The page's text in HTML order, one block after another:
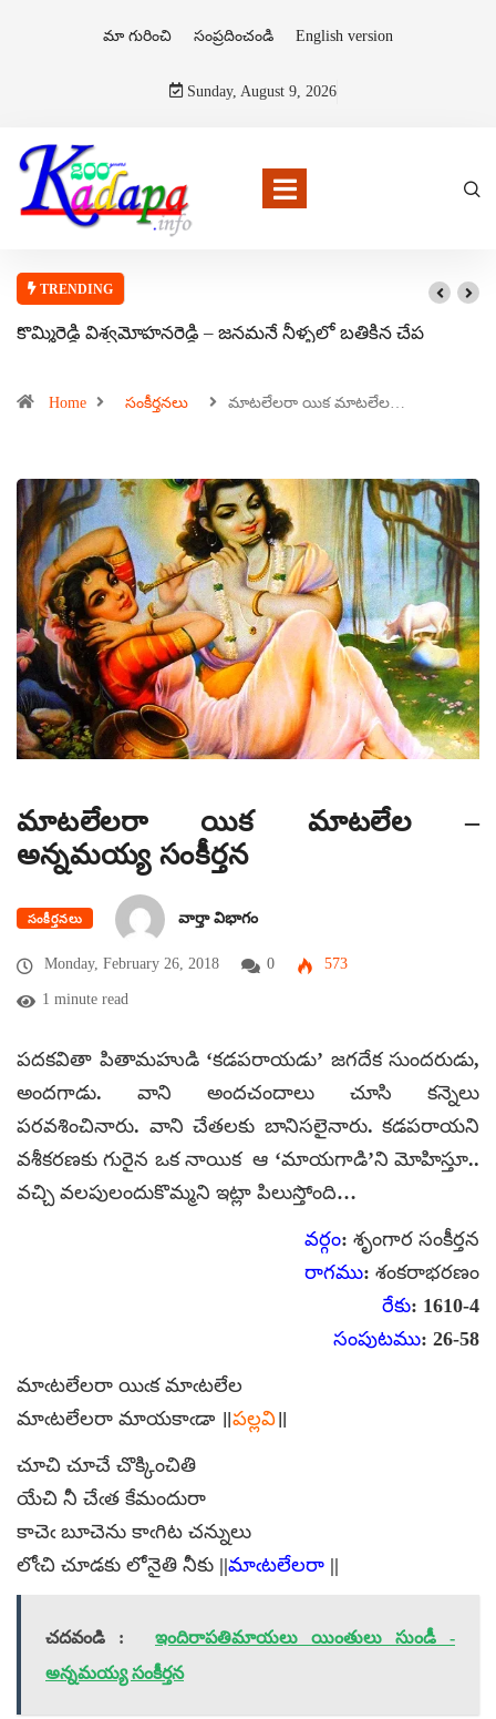
మా గురించి సంప్రదించండి English version
Sunday, August 9, 2026
TRENDING
కొమ్మిరెడ్డి విశ్వమోహనరెడ్డి – జనమనే నీళ్ళలో బతికిన చేప
Home సంకీర్తనలు మాటలేలరా యిక మాటలేల…
మాటలేలరా యిక మాటలేల –
అన్నమయ్య సంకీర్తన
సంకీర్తనలు వార్తా విభాగం
Monday, February 26, 2018 0 573
1 minute read
పదకవితా పితామహుడి ‘కడపరాయడు’ జగదేక సుందరుడు,
అందగాడు. వాని అందచందాలు చూసి కన్నెలు
పరవశించినారు. వాని చేతలకు బానిసలైనారు. కడపరాయని
వశీకరణకు గురైన ఒక నాయిక ఆ ‘మాయగాడి’ని మోహిస్తూ..
వచ్చి వలపులందుకొమ్మని ఇట్లా పిలుస్తోంది…
వర్గం: శృంగార సంకీర్తన
రాగము: శంకరాభరణం
రేకు: 1610-4
సంపుటము: 26-58
మాఁటలేలరా యిఁక మాఁటలేల
మాఁటలేలరా మాయకాఁడా ॥పల్లవి॥
చూచి చూచే చొక్కించితి
యేచి నీ చేఁత కేమందురా
కాచెఁ బూచెను కాఁగిట చన్నులు
లోఁచి చూడకు లోనైతి నీకు ||మాఁటలేలరా ||
చదవండి :
ఇందిరాపతిమాయలు యింతులు సుండీ -
అన్నమయ్య సంకీర్తన